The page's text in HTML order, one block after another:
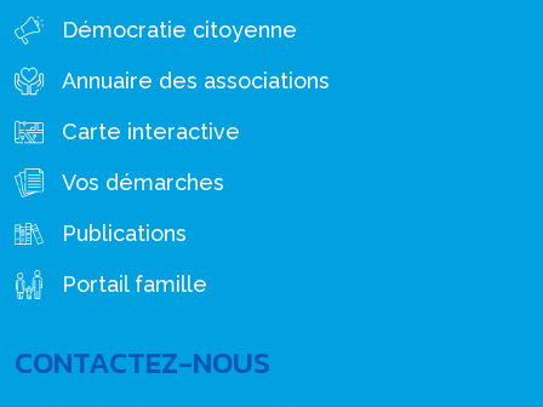
Démocratie citoyenne
Annuaire des associations
Carte interactive
Vos démarches
Publications
Portail famille
CONTACTEZ-NOUS